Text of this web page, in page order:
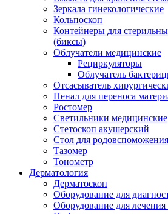
Зеркала гинекологические
Кольпоскоп
Контейнеры для
(биксы)
Облучатели медицинские
Рециркуляторы
Облучатель
Отсасыватель
Пенал для переноса
Ростомер
Светильники медицинские
Стетоскоп акушерский
Стол для родовспоможения
Тазомер
Тонометр
Дерматология
Дерматоскоп
Оборудование для
Оборудование для лечения